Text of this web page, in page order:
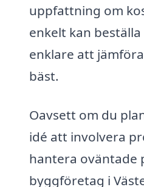
uppfattning om
enkelt kan
enklare att
bäst.
Oavsett om du
idé att involvera
hantera oväntade
byggföretag i